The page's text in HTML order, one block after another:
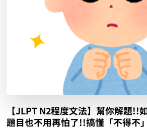
【JLPT N2程度文法】幫你解題!!
題目也不用再怕了!!搞懂「不得不